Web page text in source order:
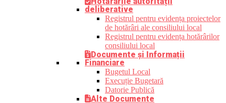
deliberative
Registrul pentru evidența proiectelor
de hotărâri ale consiliului local
Registrul pentru evidența hotărârilor
consiliului local
Documente și Informații
Financiare
Bugetul Local
Execuție Bugetară
Datorie Publică
Alte Documente